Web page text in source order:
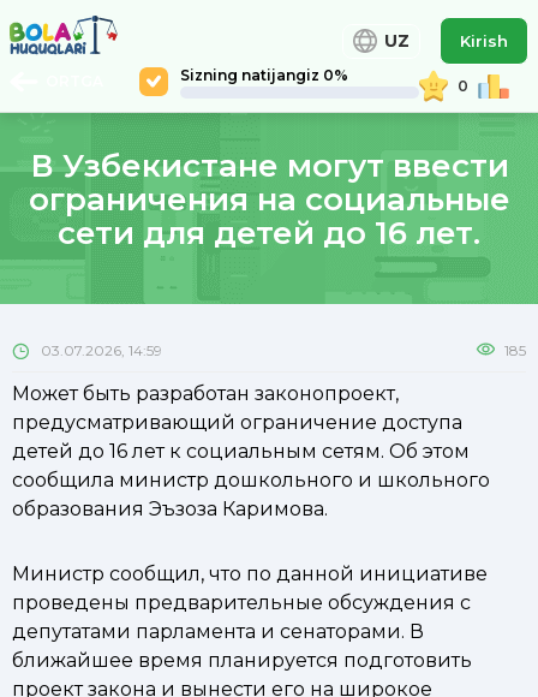
Sizning natijangiz 0%
0
UZ Kirish
В Узбекистане могут ввести
ограничения на социальные
сети для детей до 16 лет.
03.07.2026, 14:59 185
Может быть разработан законопроект,
предусматривающий ограничение доступа
детей до 16 лет к социальным сетям. Об этом
сообщила министр дошкольного и школьного
образования Эъзоза Каримова.
Министр сообщил, что по данной инициативе
проведены предварительные обсуждения с
депутатами парламента и сенаторами. В
ближайшее время планируется подготовить
проект закона и вынести его на широкое